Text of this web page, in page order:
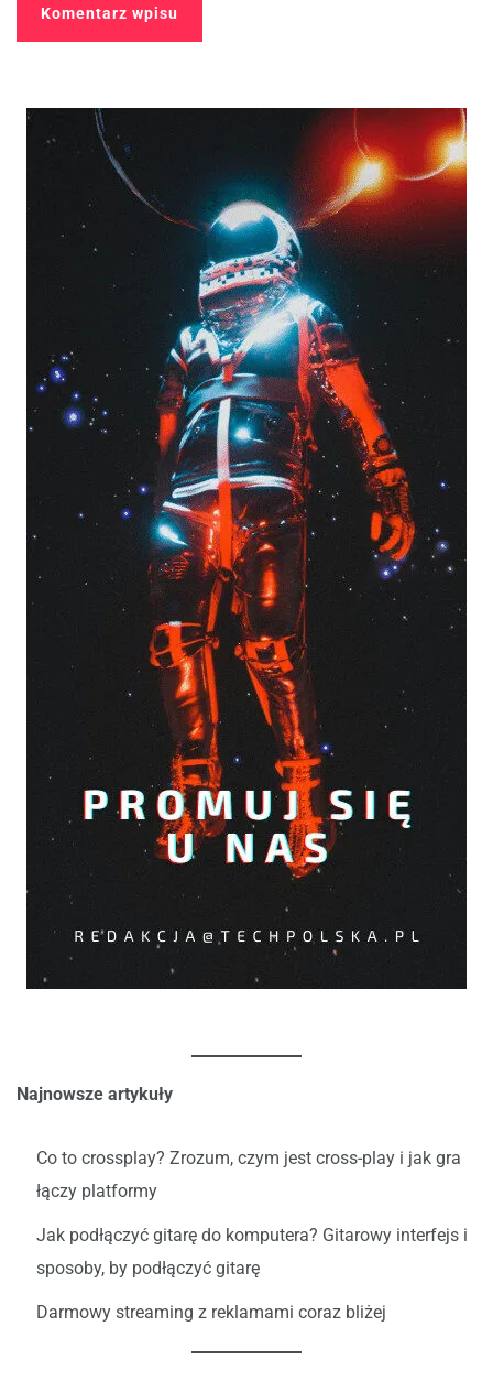
Najnowsze artykuły
Co to crossplay? Zrozum, czym jest cross-play i jak gra
łączy platformy
Jak podłączyć gitarę do komputera? Gitarowy interfejs i
sposoby, by podłączyć gitarę
Darmowy streaming z reklamami coraz bliżej